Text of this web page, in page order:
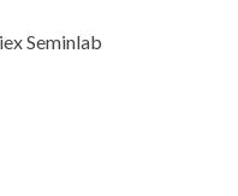
Seminlab